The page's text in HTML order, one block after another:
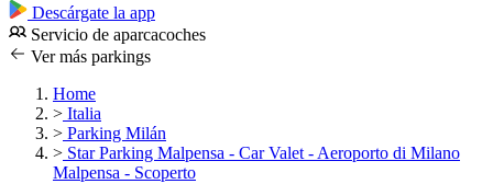
Descárgate la app
Servicio de aparcacoches
Ver más parkings
Home
> Italia
> Parking Milán
> Star Parking Malpensa - Car Valet - Aeroporto di Milano
Malpensa - Scoperto